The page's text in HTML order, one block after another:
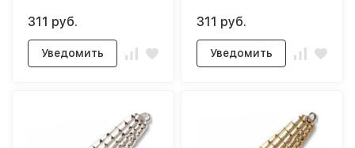
311 руб.
Уведомить
311 руб.
Уведомить